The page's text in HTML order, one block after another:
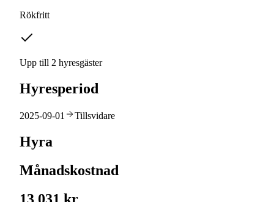
Rökfritt
Upp till 2 hyresgäster
Hyresperiod
2025-09-01 Tillsvidare
Hyra
Månadskostnad
13 031 kr